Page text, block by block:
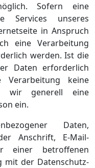
Sofern eine
Services unseres
in Anspruch
eine Verarbeitung
werden. Ist die
Daten erforderlich
keine
wir generell eine
ein.
Daten,
Anschrift, E-Mail-
einer betroffenen
mit der Datenschutz-